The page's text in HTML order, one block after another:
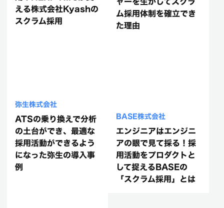
える株式会社Kyashの
スクラム採用
ム採用体制を確立でき
た理由
弥生株式会社
ATSの乗り換えで分析
の土台ができ、最適な
採用活動ができるよう
になった弥生の導入事
例
BASE株式会社
エンジニアはエンジニ
アの眼で見て採る！採
用活動をプロダクトと
して捉えるBASEの
「スクラム採用」とは